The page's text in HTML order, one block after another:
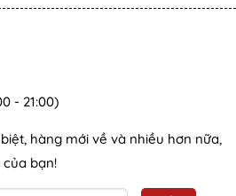
Hot Trend năm 2020?
với phong cách trẻ trung, năng động.
cơn sốt ấy đã trở lại thống trị trong
kế gồm nhiều kích thước, mẫu mã
nhiều set đồ thời trang và sở thích của
- 21:00)
hàng mới về và nhiều hơn nữa,
bạn!